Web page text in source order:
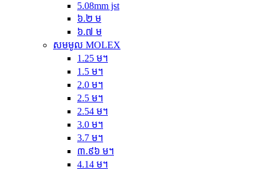
5.08mm jst
៦.២ ម
៦.៧ ម
សមមូល MOLEX
1.25 ម។
1.5 ម។
2.0 ម។
2.5 ម។
2.54 ម។
3.0 ម។
3.7 ម។
៣.៩៦ ម។
4.14 ម។